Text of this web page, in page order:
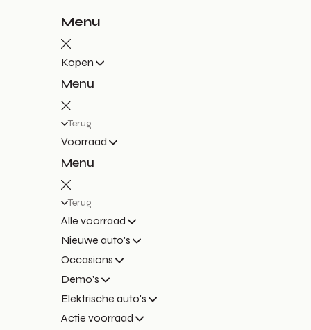
Menu
Kopen
Menu
Terug
Voorraad
Menu
Terug
Alle voorraad
Nieuwe auto's
Occasions
Demo's
Elektrische auto's
Actie voorraad